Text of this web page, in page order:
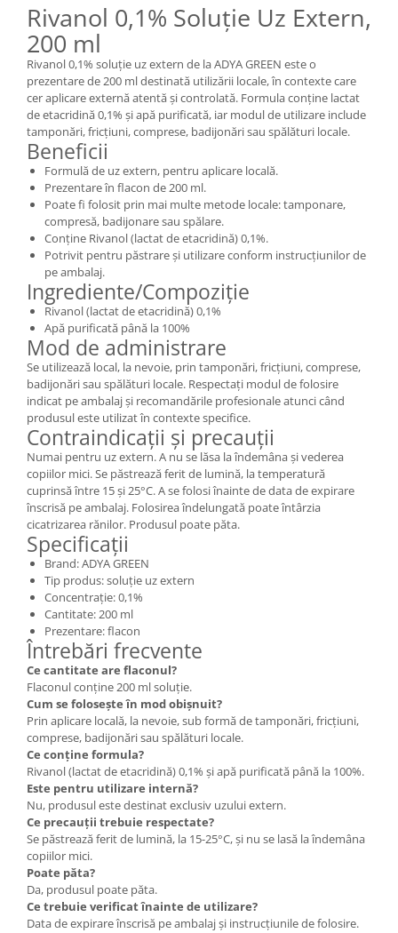
Rivanol 0,1% Soluție Uz Extern,
200 ml
Rivanol 0,1% soluție uz extern de la ADYA GREEN este o
prezentare de 200 ml destinată utilizării locale, în contexte care
cer aplicare externă atentă și controlată. Formula conține lactat
de etacridină 0,1% și apă purificată, iar modul de utilizare include
tamponări, fricțiuni, comprese, badijonări sau spălături locale.
Beneficii
Formulă de uz extern, pentru aplicare locală.
Prezentare în flacon de 200 ml.
Poate fi folosit prin mai multe metode locale: tamponare,
compresă, badijonare sau spălare.
Conține Rivanol (lactat de etacridină) 0,1%.
Potrivit pentru păstrare și utilizare conform instrucțiunilor de
pe ambalaj.
Ingrediente/Compoziție
Rivanol (lactat de etacridină) 0,1%
Apă purificată până la 100%
Mod de administrare
Se utilizează local, la nevoie, prin tamponări, fricțiuni, comprese,
badijonări sau spălături locale. Respectați modul de folosire
indicat pe ambalaj și recomandările profesionale atunci când
produsul este utilizat în contexte specifice.
Contraindicații și precauții
Numai pentru uz extern. A nu se lăsa la îndemâna și vederea
copiilor mici. Se păstrează ferit de lumină, la temperatură
cuprinsă între 15 și 25°C. A se folosi înainte de data de expirare
înscrisă pe ambalaj. Folosirea îndelungată poate întârzia
cicatrizarea rănilor. Produsul poate păta.
Specificații
Brand: ADYA GREEN
Tip produs: soluție uz extern
Concentrație: 0,1%
Cantitate: 200 ml
Prezentare: flacon
Întrebări frecvente
Ce cantitate are flaconul?
Flaconul conține 200 ml soluție.
Cum se folosește în mod obișnuit?
Prin aplicare locală, la nevoie, sub formă de tamponări, fricțiuni,
comprese, badijonări sau spălături locale.
Ce conține formula?
Rivanol (lactat de etacridină) 0,1% și apă purificată până la 100%.
Este pentru utilizare internă?
Nu, produsul este destinat exclusiv uzului extern.
Ce precauții trebuie respectate?
Se păstrează ferit de lumină, la 15-25°C, și nu se lasă la îndemâna
copiilor mici.
Poate păta?
Da, produsul poate păta.
Ce trebuie verificat înainte de utilizare?
Data de expirare înscrisă pe ambalaj și instrucțiunile de folosire.